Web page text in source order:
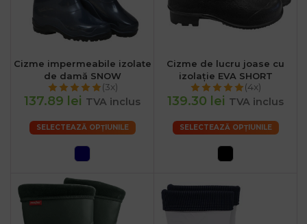
Cizme impermeabile izolate
de damă SNOW
(3x)
137.89 lei TVA inclus
SELECTEAZĂ OPȚIUNILE
Cizme de lucru joase cu
izolație EVA SHORT
(4x)
139.30 lei TVA inclus
SELECTEAZĂ OPȚIUNILE